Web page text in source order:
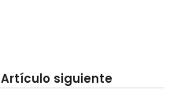
Artículo siguiente